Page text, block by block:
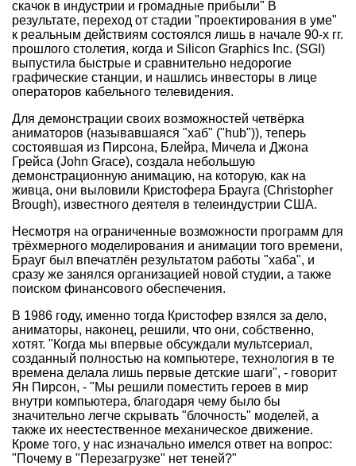
скачок в индустрии и громадные прибыли" В
результате, переход от стадии "проектирования в уме"
к реальным действиям состоялся лишь в начале 90-х гг.
прошлого столетия, когда и Silicon Graphics Inc. (SGI)
выпустила быстрые и сравнительно недорогие
графические станции, и нашлись инвесторы в лице
операторов кабельного телевидения.
Для демонстрации своих возможностей четвёрка
аниматоров (называвшаяся "хаб" ("hub")), теперь
состоявшая из Пирсона, Блейра, Мичела и Джона
Грейса (John Grace), создала небольшую
демонстрационную анимацию, на которую, как на
живца, они выловили Кристофера Брауга (Christopher
Brough), известного деятеля в телеиндустрии США.
Несмотря на ограниченные возможности программ для
трёхмерного моделирования и анимации того времени,
Брауг был впечатлён результатом работы "хаба", и
сразу же занялся организацией новой студии, а также
поиском финансового обеспечения.
В 1986 году, именно тогда Кристофер взялся за дело,
аниматоры, наконец, решили, что они, собственно,
хотят. "Когда мы впервые обсуждали мультсериал,
созданный полностью на компьютере, технология в те
времена делала лишь первые детские шаги", - говорит
Ян Пирсон, - "Мы решили поместить героев в мир
внутри компьютера, благодаря чему было бы
значительно легче скрывать "блочность" моделей, а
также их неестественное механическое движение.
Кроме того, у нас изначально имелся ответ на вопрос:
"Почему в "Перезагрузке" нет теней?"